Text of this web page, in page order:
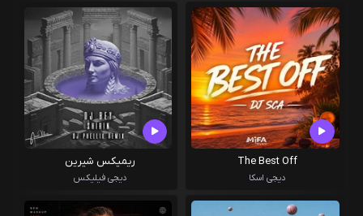
The Best Off
دیجی اسکا
ریمیکس شیرین
دیجی فیلیکس